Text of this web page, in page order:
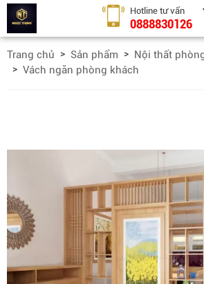
Hotline tư vấn
0888830126
Trang chủ Sản phẩm
Nội thất
Vách ngăn phòng khách